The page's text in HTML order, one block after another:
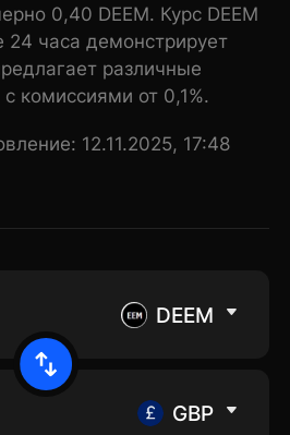
0,40 DEEM. Курс DEEM
24 часа демонстрирует
различные
комиссиями от 0,1%.
12.11.2025, 17:48
DEEM
GBP